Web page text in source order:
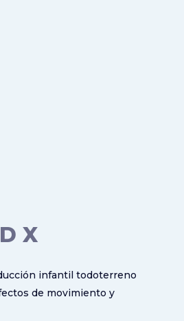
X
infantil todoterreno
de movimiento y